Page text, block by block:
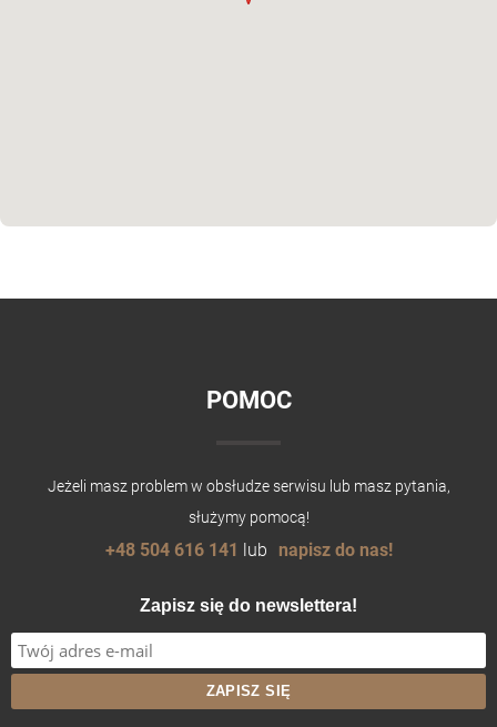
POMOC
Jeżeli masz problem w obsłudze serwisu lub masz pytania,
służymy pomocą!
+48 504 616 141 lub napisz do nas!
Zapisz się do newslettera!